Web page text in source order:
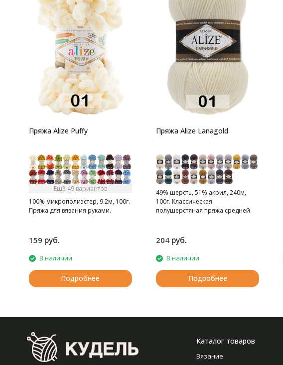
Пряжа Alize Puffy
Ещё 49 вариантов
100% микрополиэстер, 9.2м, 100г.
Пряжа для вязания руками.
159 руб.
В наличии
Подробнее
Пряжа Alize Lanagold
49% шерсть, 51% акрил, 240м,
100г. Классическая
полушерстяная пряжа средней
204 руб.
В наличии
Подробнее
Каталог товаров
Вязание